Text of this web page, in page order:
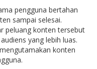
pengguna bertahan
sampai selesai.
peluang konten tersebut
yang lebih luas.
konten